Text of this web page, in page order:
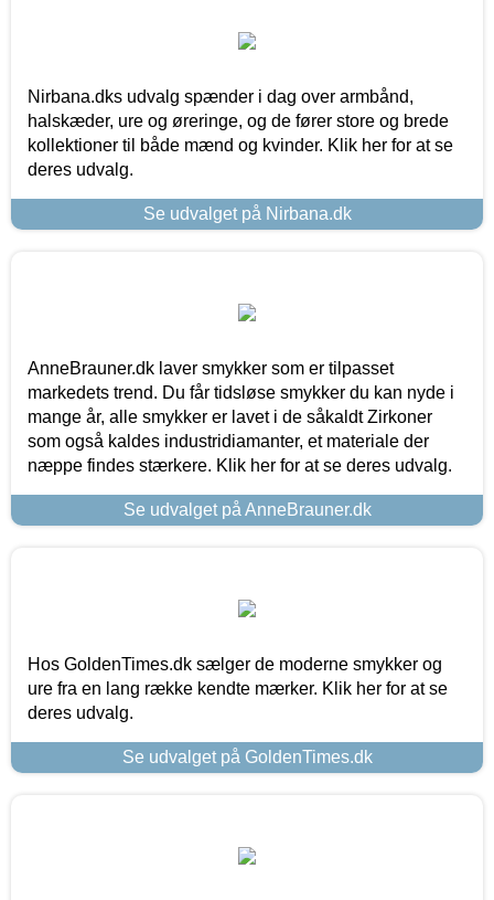
Nirbana.dks udvalg spænder i dag over armbånd,
halskæder, ure og øreringe, og de fører store og brede
kollektioner til både mænd og kvinder. Klik her for at se
deres udvalg.
Se udvalget på Nirbana.dk
AnneBrauner.dk laver smykker som er tilpasset
markedets trend. Du får tidsløse smykker du kan nyde i
mange år, alle smykker er lavet i de såkaldt Zirkoner
som også kaldes industridiamanter, et materiale der
næppe findes stærkere. Klik her for at se deres udvalg.
Se udvalget på AnneBrauner.dk
Hos GoldenTimes.dk sælger de moderne smykker og
ure fra en lang række kendte mærker. Klik her for at se
deres udvalg.
Se udvalget på GoldenTimes.dk